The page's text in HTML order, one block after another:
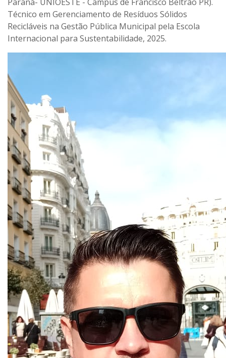
Técnico em Gerenciamento de Resíduos Sólidos
Recicláveis na Gestão Pública Municipal pela Escola
Internacional para Sustentabilidade, 2025.